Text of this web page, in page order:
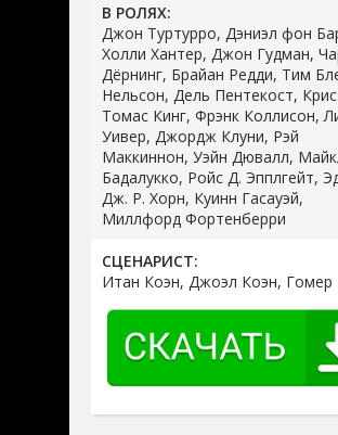
В РОЛЯХ:
Джон Туртурро, Дэниэл фон
Холли Хантер, Джон Гудман,
Дёрнинг, Брайан Редди, Тим
Нельсон, Дель Пентекост, Крис
Томас Кинг, Фрэнк Коллисон,
Уивер, Джордж Клуни, Рэй
Маккиннон, Уэйн Дювалл,
Бадалукко, Ройс Д. Эпплгейт,
Дж. Р. Хорн, Куинн Гасауэй,
Миллфорд Фортенберри
СЦЕНАРИСТ:
Итан Коэн, Джоэл Коэн, Гомер